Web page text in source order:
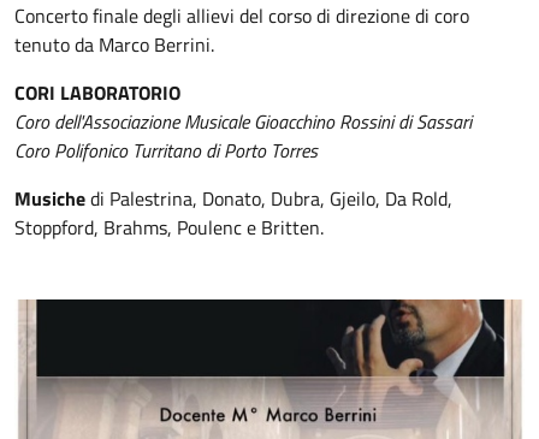
Concerto finale degli allievi del corso di direzione di coro
tenuto da Marco Berrini.
CORI LABORATORIO
Coro dell'Associazione Musicale Gioacchino Rossini di Sassari
Coro Polifonico Turritano di Porto Torres
Musichedi Palestrina, Donato, Dubra, Gjeilo, Da Rold,
Stoppford, Brahms, Poulenc e Britten.